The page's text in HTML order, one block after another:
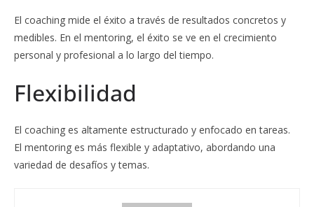
El coaching mide el éxito a través de resultados concretos y
medibles. En el mentoring, el éxito se ve en el crecimiento
personal y profesional a lo largo del tiempo.
Flexibilidad
El coaching es altamente estructurado y enfocado en tareas.
El mentoring es más flexible y adaptativo, abordando una
variedad de desafíos y temas.